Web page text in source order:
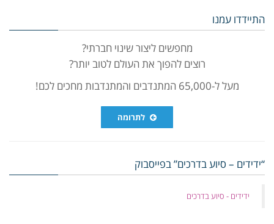
התיידדו עמנו
מחפשים ליצור שינוי חברתי?
רוצים להפוך את העולם לטוב יותר?
מעל ל-65,000 המתנדבים והמתנדבות מחכים לכם!
לתרומה
“ידידים – סיוע בדרכים” בפייסבוק
‏ידידים - סיוע בדרכים